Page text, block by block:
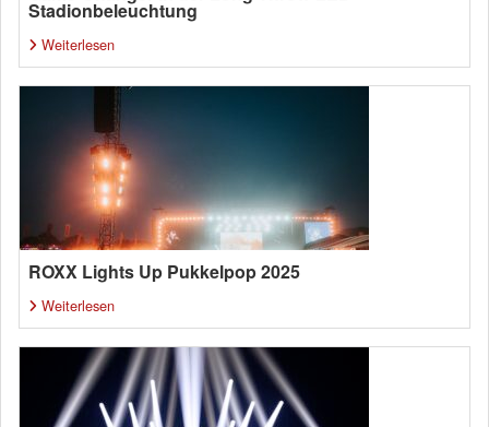
Stadionbeleuchtung
Weiterlesen
ROXX Lights Up Pukkelpop 2025
Weiterlesen